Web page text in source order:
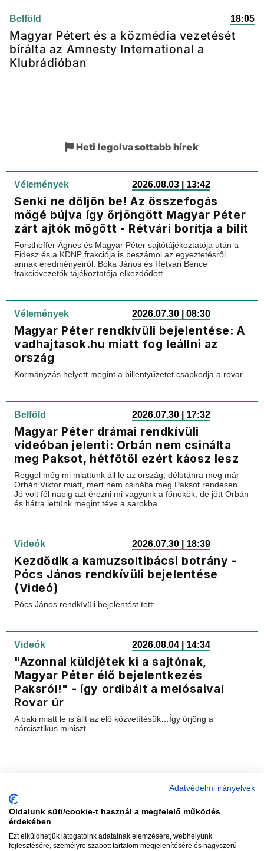
Belföld 18:05
Magyar Pétert és a közmédia vezetését
bírálta az Amnesty International a
Klubrádióban
Heti legolvasottabb hírek
Vélemények 2026.08.03 | 13:42
Senki ne dőljön be! Az összefogás
mögé bújva így őrjöngött Magyar Péter
zárt ajtók mögött - Rétvári borítja a bilit
Forsthoffer Ágnes és Magyar Péter sajtótájékoztatója után a
Fidesz és a KDNP frakciója is beszámol az egyeztetésről,
annak eredményeiről. Bóka János és Rétvári Bence
frakcióvezetők tájékoztatója elkezdődött.
Vélemények 2026.07.30 | 08:30
Magyar Péter rendkívüli bejelentése: A
vadhajtasok.hu miatt fog leállni az
ország
Kormányzás helyett megint a billentyűzetet csapkodja a rovar.
Belföld 2026.07.30 | 17:32
Magyar Péter drámai rendkívüli
videóban jelenti: Orbán nem csinálta
meg Paksot, hétfőtől ezért káosz lesz
Reggel még mi miattunk áll le az ország, délutánra meg már
Orbán Viktor miatt, mert nem csinálta meg Paksot rendesen.
Jó volt fél napig azt érezni mi vagyunk a főnökök, de jött Orbán
és hátra lettünk megint téve a sarokba.
Videók 2026.07.30 | 18:39
Kezdődik a kamuzsoltibácsi botrány -
Pócs János rendkívüli bejelentése
(Videó)
Pócs János rendkívüli bejelentést tett:
Videók 2026.08.04 | 14:34
"Azonnal küldjétek ki a sajtónak,
Magyar Péter élő bejelentkezés
Paksról!" - így ordibált a melósaival
Rovar úr
A baki miatt le is állt az élő közvetítésük…Így őrjöng a
nárcisztikus miniszt...
Adatvédelmi irányelvek
Oldalunk süti/cookie-t használ a megfelelő működés
érdekében
Ezt elküldhetjük látogatóink adatainak elemzésére, webhelyünk
fejlesztésére, személyre szabott tartalom megjelenítésére és nagyszerű